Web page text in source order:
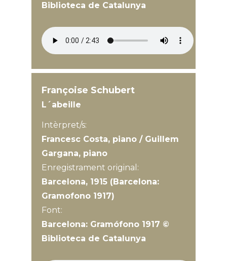
Biblioteca de Catalunya
Françoise Schubert
L´abeille
Intèrpret/s:
Francesc Costa, piano / Guillem
Gargana, piano
Enregistrament original:
Barcelona, 1915 (Barcelona:
Gramofono 1917)
Font:
Barcelona: Gramófono 1917 ©
Biblioteca de Catalunya